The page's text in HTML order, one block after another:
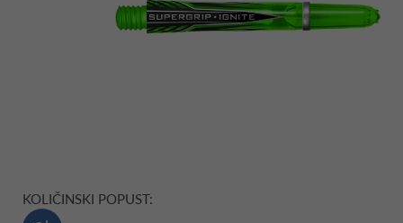
KOLIČINSKI POPUST: